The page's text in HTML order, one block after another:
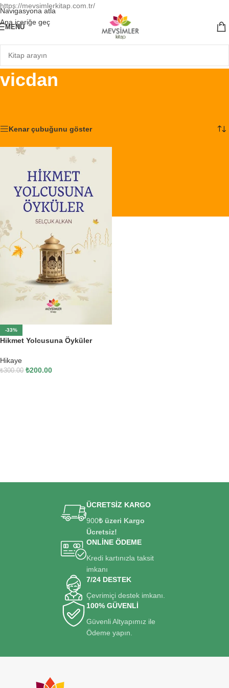
https://mevsimlerkitap.com.tr/
Navigasyona atla
Ana içeriğe geç
MENÜ
vicdan
Kenar çubuğunu göster
-33%
Hikmet Yolcusuna Öyküler
Hikaye
₺300.00 ₺200.00
ÜCRETSİZ KARGO
900₺ üzeri Kargo
Ücretsiz!
ONLİNE ÖDEME
Kredi kartınızla taksit
imkanı
7/24 DESTEK
Çevrimiçi destek imkanı.
100% GÜVENLİ
Güvenli Altyapımız ile
Ödeme yapın.